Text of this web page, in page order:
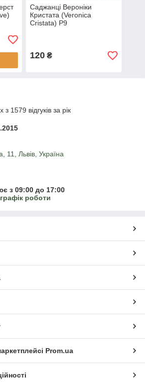
Саджанці Вероніки
Кристата (Veronica
Cristata) P9
120₴
1579 відгуків за рік
11, Львів, Україна
з 09:00 до 17:00
роботи
Prom.ua